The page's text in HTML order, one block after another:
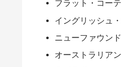
フラット・コー
イングリッシュ
ニューファウン
オーストラリア